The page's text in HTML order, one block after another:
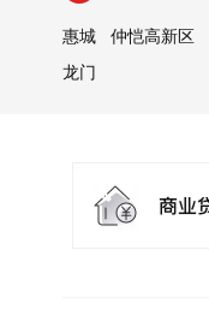
惠城 仲恺高新区
龙门